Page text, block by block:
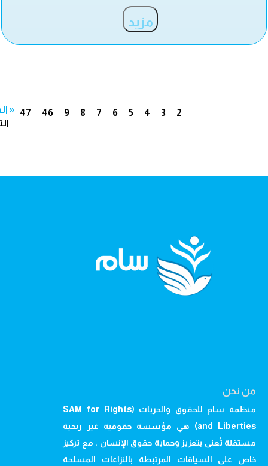
مزيد
« 2
3
4
5
6
7
8
9
46
47
من نحن
منظمة سام للحقوق والحريات (SAM for Rights
and Liberties) هي مؤسسة حقوقية غير ربحية
مستقلة تُعنى بتعزيز وحماية حقوق الإنسان ، مع تركيز
خاص على السياقات المرتبطة بالنزاعات المسلحة